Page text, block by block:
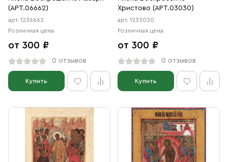
(АРТ.06662)
арт. 1236662
Розничная цена
от 300 ₽
0 отзывов
Купить
Христово (АРТ.03030)
арт. 1233030
Розничная цена
от 300 ₽
0 отзывов
Купить